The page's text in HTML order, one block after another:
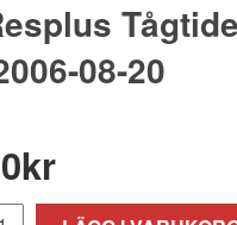
08-20
kr